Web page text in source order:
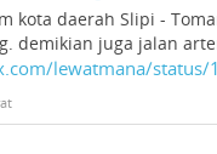
kota daerah Slipi -
demikian juga jalan
lewatmana/